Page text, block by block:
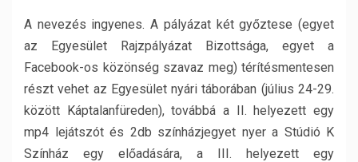
A nevezés ingyenes. A pályázat két győztese (egyet
az Egyesület Rajzpályázat Bizottsága, egyet a
Facebook-os közönség szavaz meg) térítésmentesen
részt vehet az Egyesület nyári táborában (július 24-29.
között Káptalanfüreden), továbbá a II. helyezett egy
mp4 lejátszót és 2db színházjegyet nyer a Stúdió K
Színház egy előadására, a III. helyezett egy